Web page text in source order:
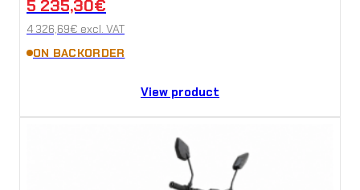
5 235,30€
4 326,69€ excl. VAT
ON BACKORDER
View product